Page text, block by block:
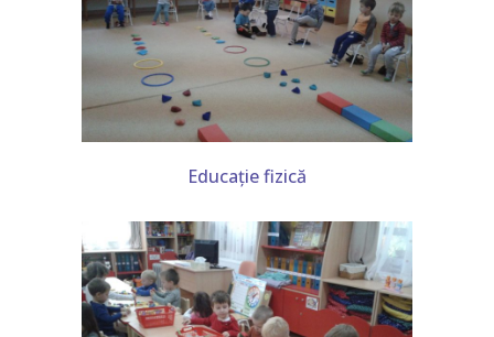
Educație fizică